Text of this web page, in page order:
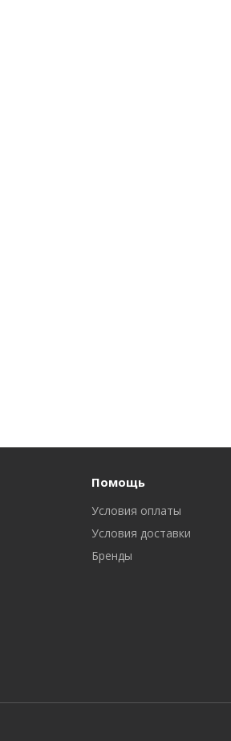
Помощь
Условия оплаты
Условия доставки
Бренды